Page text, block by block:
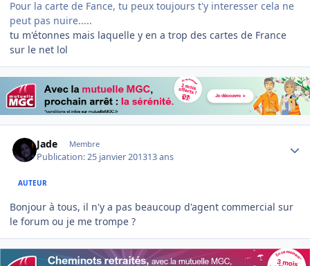
Pour la carte de Fance, tu peux toujours t'y interesser cela ne
peut pas nuire.....
tu m'étonnes mais laquelle y en a trop des cartes de France
sur le net lol
Jade Membre
Publication:25 janvier 201313 ans
AUTEUR
Bonjour à tous, il n'y a pas beaucoup d'agent commercial sur
le forum ou je me trompe ?